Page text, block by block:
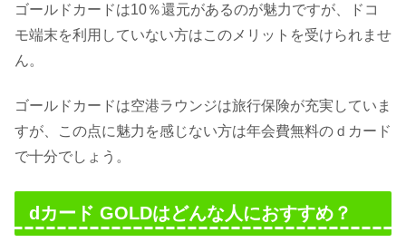
ゴールドカードは10％還元があるのが魅力ですが、ドコ
モ端末を利用していない方はこのメリットを受けられませ
ん。
ゴールドカードは空港ラウンジは旅行保険が充実していま
すが、この点に魅力を感じない方は年会費無料のｄカード
で十分でしょう。
dカード GOLDはどんな人におすすめ？